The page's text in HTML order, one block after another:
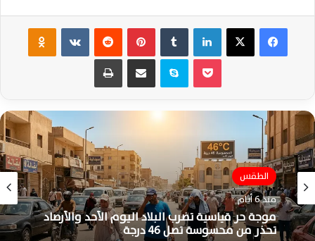
فيسبوك ‫X لينكدإن بينتيريست ‏VKontakte
سكايب مشاركة عبر البريد طباعة
الطقس
منذ 6 أيام
موجة حر قياسية تضرب البلاد اليوم الأحد والأرصاد
تحذر من محسوسة تصل 46 درجة